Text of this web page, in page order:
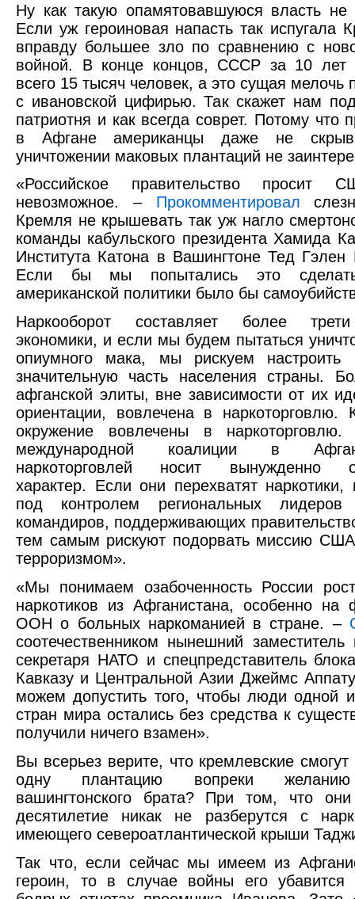
Ну как такую опамятовавшуюся власть не
Если уж героиновая напасть так испугала
вправду большее зло по сравнению с
войной. В конце концов, СССР за 10 лет
всего 15 тысяч человек, а это сущая мелочь
с ивановской цифирью. Так скажет нам
патриотня и как всегда соврет. Потому что
в Афгане американцы даже не
уничтожении маковых плантаций не
«Российское правительство просит
невозможное. – Прокомментировал
Кремля не крышевать так уж нагло
команды кабульского президента Хамида
Института Катона в Вашингтоне Тед Гэлен
Если бы мы попытались это
американской политики было бы
Наркооборот составляет более
экономики, и если мы будем пытаться
опиумного мака, мы рискуем настроить
значительную часть населения страны.
афганской элиты, вне зависимости от их
ориентации, вовлечена в наркоторговлю.
окружение вовлечены в
международной коалиции в
наркоторговлей носит вынужденно
характер. Если они перехватят наркотики,
под контролем региональных
командиров, поддерживающих
тем самым рискуют подорвать миссию
терроризмом».
«Мы понимаем озабоченность России
наркотиков из Афганистана, особенно на
ООН о больных наркоманией в стране. –
соотечественником нынешний заместитель
секретаря НАТО и спецпредставитель
Кавказу и Центральной Азии Джеймс
можем допустить того, чтобы люди одной
стран мира остались без средства к
получили ничего взамен».
Вы всерьез верите, что кремлевские смогут
одну плантацию вопреки
вашингтонского брата? При том, что
десятилетие никак не разберутся с
имеющего североатлантической крыши
Так что, если сейчас мы имеем из
героин, то в случае войны его